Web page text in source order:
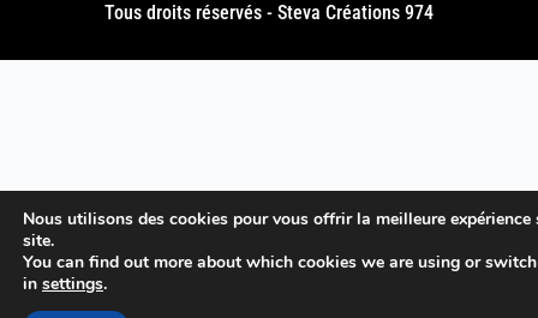
Tous droits réservés - Steva Créations 974
Nous utilisons des cookies pour vous offrir la meilleure expérience
site.
You can find out more about which cookies we are using or
in settings.